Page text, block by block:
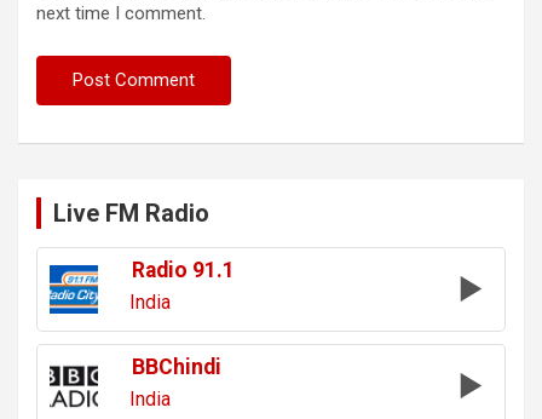
next time I comment.
Live FM Radio
Radio 91.1
India
BBChindi
India